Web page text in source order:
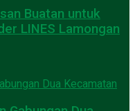
Buatan untuk
LINES Lamongan